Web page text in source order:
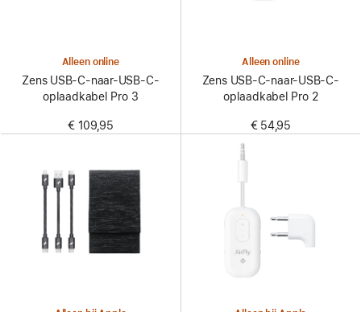
Alleen online
Zens USB-C-naar-USB-C-
oplaadkabel Pro 3
€ 109,95
Alleen online
Zens USB-C-naar-USB-C-
oplaadkabel Pro 2
€ 54,95